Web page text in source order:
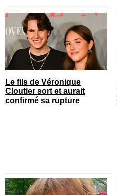
Le fils de Véronique
Cloutier sort et aurait
confirmé sa rupture